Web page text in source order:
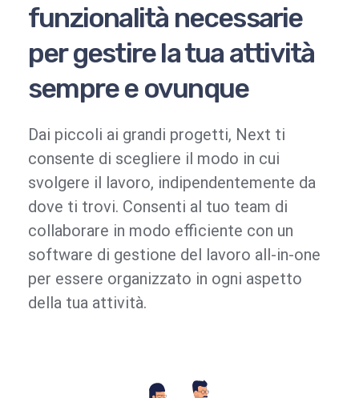
funzionalità necessarie
per gestire la tua attività
sempre e ovunque
Dai piccoli ai grandi progetti, Next ti
consente di scegliere il modo in cui
svolgere il lavoro, indipendentemente da
dove ti trovi. Consenti al tuo team di
collaborare in modo efficiente con un
software di gestione del lavoro all-in-one
per essere organizzato in ogni aspetto
della tua attività.